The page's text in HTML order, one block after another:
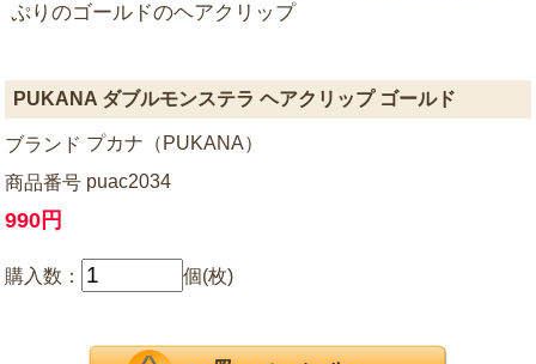
ぷりのゴールドのヘアクリップ
PUKANA ダブルモンステラ ヘアクリップ ゴールド
ブランド プカナ（PUKANA）
商品番号 puac2034
990円
購入数： 個(枚)